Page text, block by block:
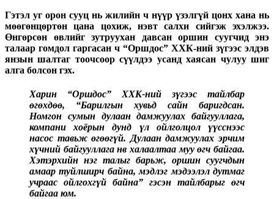
Гэтэл уг орон сууц нь жилийн ч нүүр үзэлгүй цонх хана нь
мөөгөнцөртөн цана цохиж, нэвт салхи сийгэж эхэлжээ.
Өнгөрсөн өвлийг зутруухан давсан оршин суугчид энэ
талаар гомдол гаргасан ч “Оршдос” ХХК-ний зүгээс элдэв
янзын шалтаг тоочсоор сүүлдээ усанд хаясан чулуу шиг
алга болсон гэх.
Харин “Оршдос” ХХК-ний зүгээс тайлбар
өгөхдөө, “Барилгын хувьд сайн баригдсан.
Номгон сумын дулаан дамжуулах байгууллага,
компани хоёрын дунд үл ойлголцол үүсснээс
насос тавьж өгөөгүй. Дулаан дамжуулах эрчим
хүчний байгууллага нв халаалтаа муу өгч байгаа.
Хэтэрхийн нэг талыг барьж, оршин суугчдын
амаар туйлширч байна, мэдлэг мэдээлэл дутмаг
учраас ойлгохгүй байна” гэсэн тайлбарыг өгч
байгаа юм.